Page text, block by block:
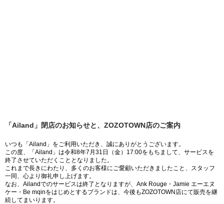
「Ailand」閉店のお知らせと、ZOZOTOWN店のご案内
いつも「Ailand」をご利用いただき、誠にありがとうございます。
この度、「Ailand」は令和8年7月31日（金）17:00をもちまして、サービスを
終了させていただくこととなりました。
これまで長きにわたり、多くのお客様にご愛顧いただきましたこと、スタッフ
一同、心より御礼申し上げます。
なお、Ailandでのサービスは終了となりますが、Ank Rouge・Jamie エーエヌ
ケー・Be mqinをはじめとするブランドは、今後もZOZOTOWN店にて販売を継
続してまいります。